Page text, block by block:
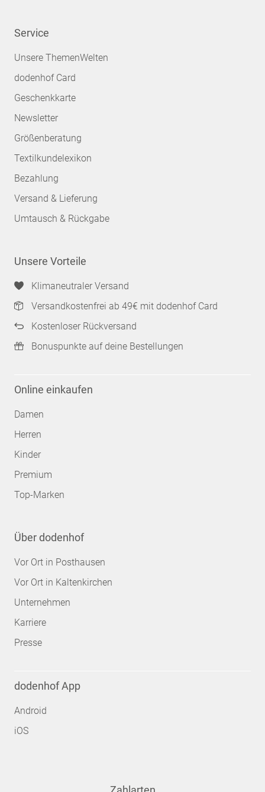
Service
Unsere ThemenWelten
dodenhof Card
Geschenkkarte
Newsletter
Größenberatung
Textilkundelexikon
Bezahlung
Versand & Lieferung
Umtausch & Rückgabe
Unsere Vorteile
Klimaneutraler Versand
Versandkostenfrei ab 49€ mit dodenhof Card
Kostenloser Rückversand
Bonuspunkte auf deine Bestellungen
Online einkaufen
Damen
Herren
Kinder
Premium
Top-Marken
Über dodenhof
Vor Ort in Posthausen
Vor Ort in Kaltenkirchen
Unternehmen
Karriere
Presse
dodenhof App
Android
iOS